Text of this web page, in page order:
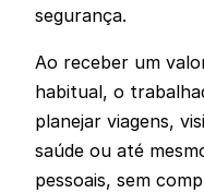
segurança.
Ao receber um
habitual, o
planejar viagens,
saúde ou até
pessoais, sem